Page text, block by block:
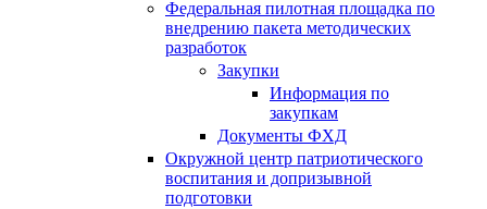
Федеральная пилотная площадка по
внедрению пакета методических
разработок
Закупки
Информация по
закупкам
Документы ФХД
Окружной центр патриотического
воспитания и допризывной
подготовки